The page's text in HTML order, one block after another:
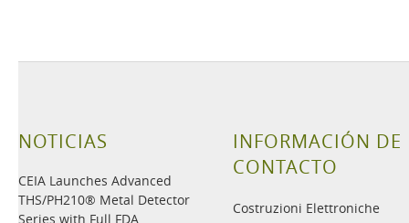
NOTICIAS
CEIA Launches Advanced
THS/PH210® Metal Detector
Series with Full FDA
INFORMACIÓN DE
CONTACTO
Costruzioni Elettroniche